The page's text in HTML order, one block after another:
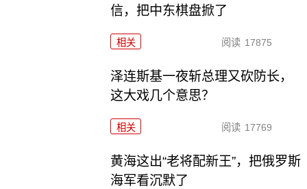
信，把中东棋盘掀了
相关 阅读 17875
泽连斯基一夜斩总理又砍防长，
这大戏几个意思？
相关 阅读 17769
黄海这出“老将配新王”，把俄罗斯
海军看沉默了